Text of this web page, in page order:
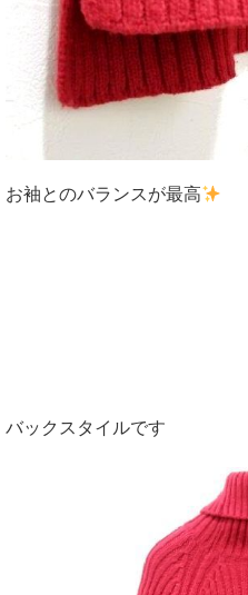
お袖とのバランスが最高
バックスタイルです